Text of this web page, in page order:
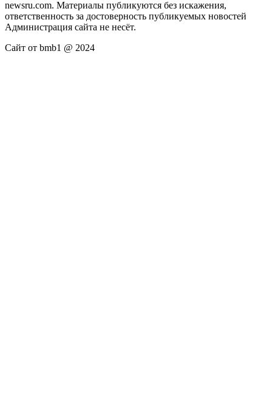
newsru.com. Материалы публикуются без искажения,
ответственность за достоверность публикуемых новостей
Администрация сайта не несёт.
Сайт от bmb1 @ 2024